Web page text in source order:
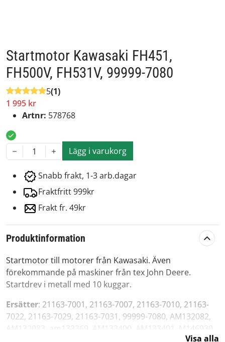
Startmotor Kawasaki FH451,
FH500V, FH531V, 99999-7080
5(1)
1 995 kr
Artnr: 578768
1 Lägg i varukorg
Snabb frakt, 1-3 arb.dagar
Fraktfritt 999kr
Frakt fr. 49kr
Produktinformation
Startmotor till motorer från Kawasaki. Även
förekommande på maskiner från tex John Deere.
Startdrev i metall med 10 kuggar.
Ersätter: 21163-7001, 21163-7007, 21163-7010, 21163-
7022, 21163-7029, 21163-7031, 99999-7080, AM132082,
AM132083, am133369, AM133400, AM133401, M146930,
Visa alla